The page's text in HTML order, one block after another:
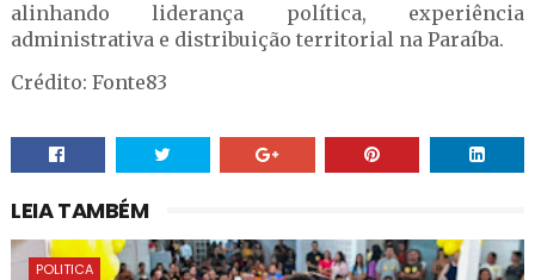
alinhando liderança política, experiência
administrativa e distribuição territorial na Paraíba.
Crédito: Fonte83
LEIA TAMBÉM
POLITICA